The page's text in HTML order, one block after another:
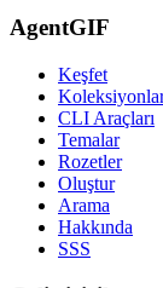
AgentGIF
Keşfet
CLI Araçları
Temalar
Rozetler
Oluştur
Arama
Hakkında
SSS